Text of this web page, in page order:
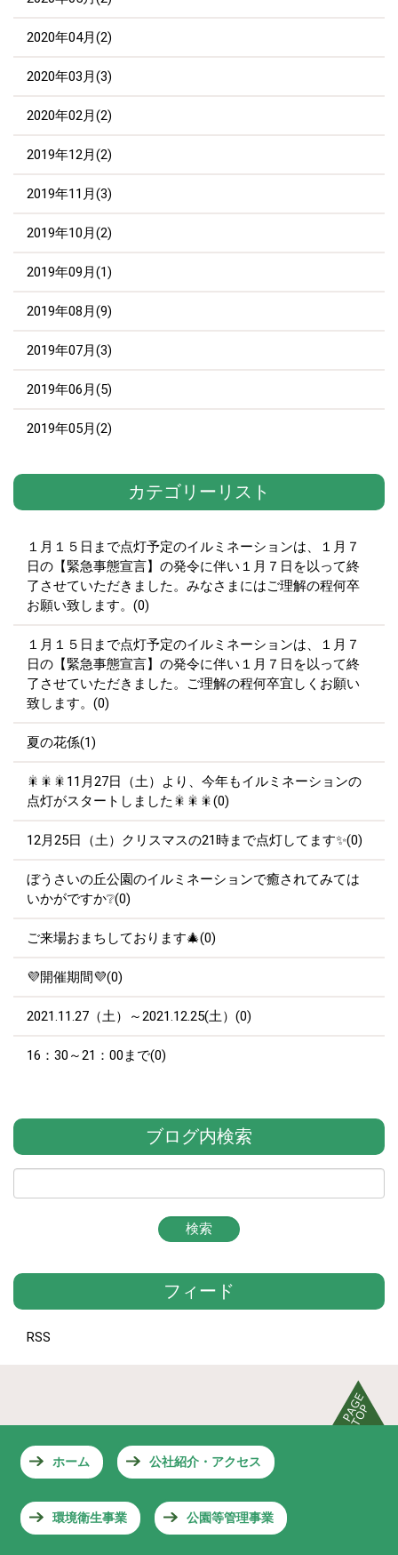
2020年04月(2)
2020年03月(3)
2020年02月(2)
2019年12月(2)
2019年11月(3)
2019年10月(2)
2019年09月(1)
2019年08月(9)
2019年07月(3)
2019年06月(5)
2019年05月(2)
カテゴリーリスト
１月１５日まで点灯予定のイルミネーションは、１月７
日の【緊急事態宣言】の発令に伴い１月７日を以って終
了させていただきました。みなさまにはご理解の程何卒
お願い致します。(0)
１月１５日まで点灯予定のイルミネーションは、１月７
日の【緊急事態宣言】の発令に伴い１月７日を以って終
了させていただきました。ご理解の程何卒宜しくお願い
致します。(0)
夏の花係(1)
🎇🎇🎇11月27日（土）より、今年もイルミネーションの
点灯がスタートしました🎇🎇🎇(0)
12月25日（土）クリスマスの21時まで点灯してます✨(0)
ぼうさいの丘公園のイルミネーションで癒されてみては
いかがですか❔(0)
ご来場おまちしております🎄(0)
💜開催期間💜(0)
2021.11.27（土）～2021.12.25(土）(0)
16：30～21：00まで(0)
ブログ内検索
フィード
RSS
ホーム 公社紹介・アクセス
環境衛生事業 公園等管理事業